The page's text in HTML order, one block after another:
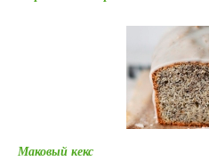
Маковый кекс